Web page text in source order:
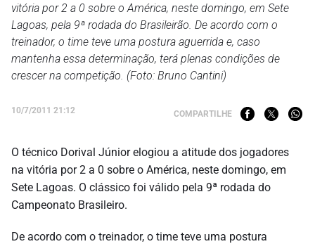
vitória por 2 a 0 sobre o América, neste domingo, em Sete
Lagoas, pela 9ª rodada do Brasileirão. De acordo com o
treinador, o time teve uma postura aguerrida e, caso
mantenha essa determinação, terá plenas condições de
crescer na competição. (Foto: Bruno Cantini)
10/7/2011 21:12 COMPARTILHE
O técnico Dorival Júnior elogiou a atitude dos jogadores
na vitória por 2 a 0 sobre o América, neste domingo, em
Sete Lagoas. O clássico foi válido pela 9ª rodada do
Campeonato Brasileiro.
De acordo com o treinador, o time teve uma postura